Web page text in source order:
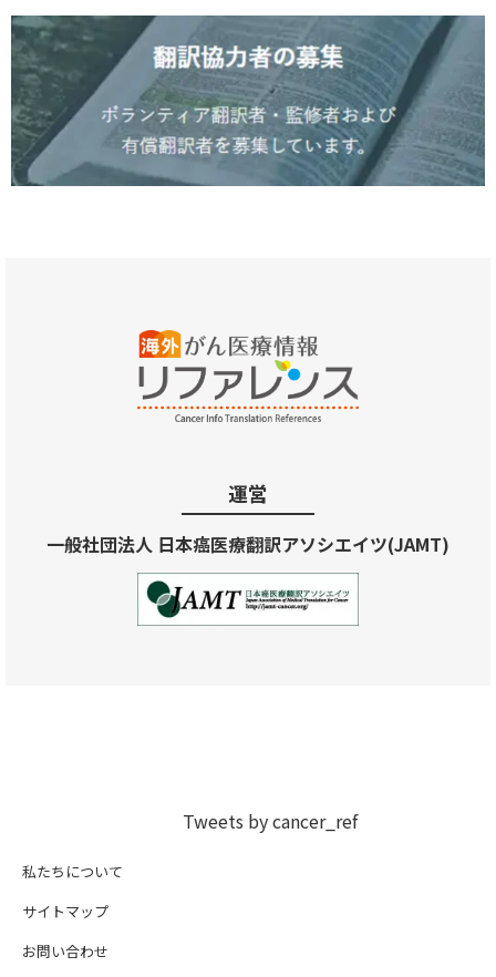
運営
一般社団法人 日本癌医療翻訳アソシエイツ(JAMT)
Tweets by cancer_ref
私たちについて
サイトマップ
お問い合わせ